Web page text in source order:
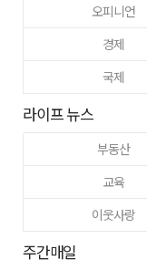
오피니언
경제
국제
라이프 뉴스
부동산
교육
이웃사랑
주간매일